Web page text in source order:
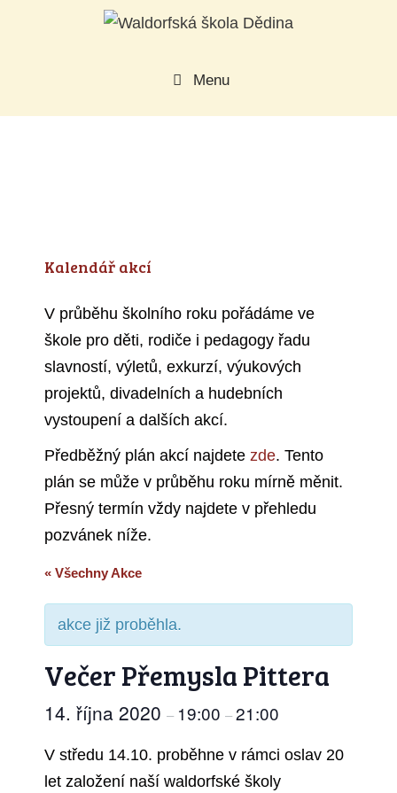
Menu
Kalendář akcí
V průběhu školního roku pořádáme ve
škole pro děti, rodiče i pedagogy řadu
slavností, výletů, exkurzí, výukových
projektů, divadelních a hudebních
vystoupení a dalších akcí.
Předběžný plán akcí najdete zde. Tento
plán se může v průběhu roku mírně měnit.
Přesný termín vždy najdete v přehledu
pozvánek níže.
« Všechny Akce
akce již proběhla.
Večer Přemysla Pittera
14. října 2020 – 19:00 –21:00
V středu 14.10. proběhne v rámci oslav 20
let založení naší waldorfské školy